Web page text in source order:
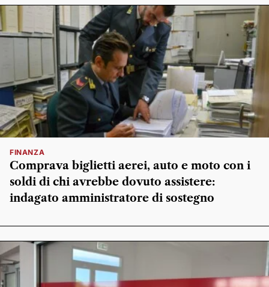
FINANZA
Comprava biglietti aerei, auto e moto con i
soldi di chi avrebbe dovuto assistere:
indagato amministratore di sostegno